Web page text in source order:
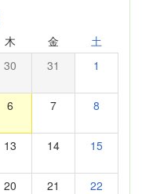
木 金 土
30 31 1
6 7 8
13 14 15
20 21 22